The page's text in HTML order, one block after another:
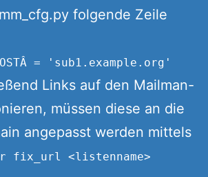
folgende Zeile
= 'sub1.example.org'
Links auf den Mailman-
müssen diese an die
angepasst werden mittels
<listenname>